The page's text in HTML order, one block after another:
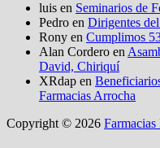
luis en Seminarios de
Pedro en Dirigentes
Rony en Cumplimos
Alan Cordero en
David, Chiriquí
XRdap en
Farmacias Arrocha
Copyright © 2026